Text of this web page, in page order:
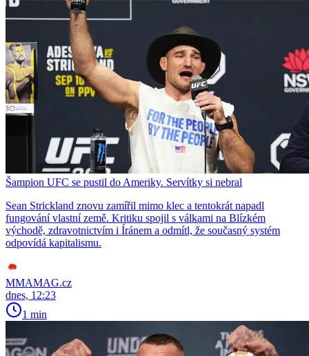
Šampion UFC se pustil do Ameriky. Servítky si nebral
Sean Strickland znovu zamířil mimo klec a tentokrát napadl
fungování vlastní země. Kritiku spojil s válkami na Blízkém
východě, zdravotnictvím i Íránem a odmítl, že současný systém
odpovídá kapitalismu.
MMAMAG.cz
dnes, 12:23
1 min